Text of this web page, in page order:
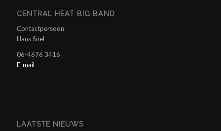
CENTRAL HEAT BIG BAND
Contactpersoon
Hans Snel
06-4676 3416
E-mail
LAATSTE NIEUWS